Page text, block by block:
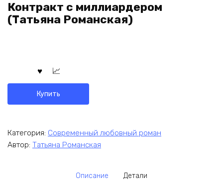
Контракт с миллиардером
(Татьяна Романская)
Купить
Категория: Современный любовный роман
Автор: Татьяна Романская
Описание Детали